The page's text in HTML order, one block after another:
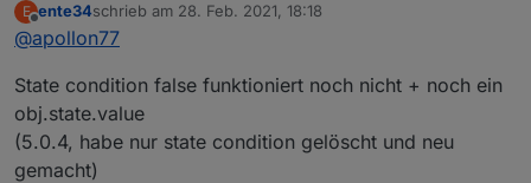
E
Offline
ente34schrieb am 28. Feb. 2021, 18:18
zuletzt editiert von
@apollon77
State condition false funktioniert noch nicht + noch ein
obj.state.value
(5.0.4, habe nur state condition gelöscht und neu
gemacht)